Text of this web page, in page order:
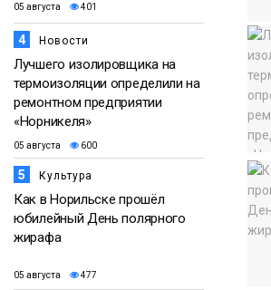
05 августа 401
4 Новости
Лучшего изолировщика на
термоизоляции определили на
ремонтном предприятии
«Норникеля»
05 августа 600
5 Культура
Как в Норильске прошёл
юбилейный День полярного
жирафа
05 августа 477